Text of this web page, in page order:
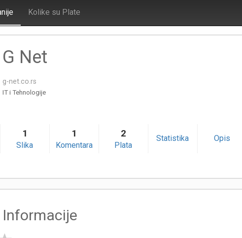
Kolike su Plate
G Net
g-net.co.rs
IT i Tehnologije
1
Slika
1
Komentara
2
Plata
Statistika Opis
Informacije